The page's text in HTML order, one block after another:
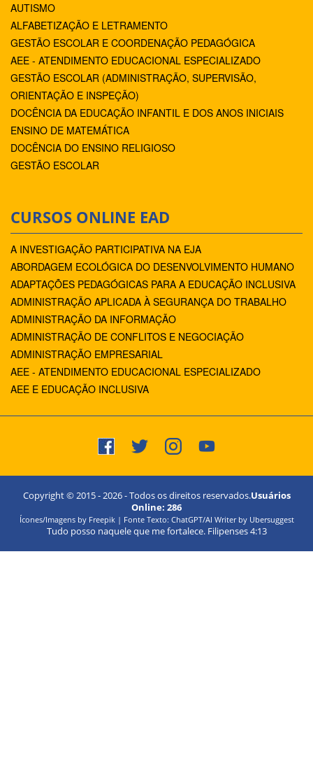
AUTISMO
ALFABETIZAÇÃO E LETRAMENTO
GESTÃO ESCOLAR E COORDENAÇÃO PEDAGÓGICA
AEE - ATENDIMENTO EDUCACIONAL ESPECIALIZADO
GESTÃO ESCOLAR (ADMINISTRAÇÃO, SUPERVISÃO,
ORIENTAÇÃO E INSPEÇÃO)
DOCÊNCIA DA EDUCAÇÃO INFANTIL E DOS ANOS INICIAIS
ENSINO DE MATEMÁTICA
DOCÊNCIA DO ENSINO RELIGIOSO
GESTÃO ESCOLAR
CURSOS ONLINE EAD
A INVESTIGAÇÃO PARTICIPATIVA NA EJA
ABORDAGEM ECOLÓGICA DO DESENVOLVIMENTO HUMANO
ADAPTAÇÕES PEDAGÓGICAS PARA A EDUCAÇÃO INCLUSIVA
ADMINISTRAÇÃO APLICADA À SEGURANÇA DO TRABALHO
ADMINISTRAÇÃO DA INFORMAÇÃO
ADMINISTRAÇÃO DE CONFLITOS E NEGOCIAÇÃO
ADMINISTRAÇÃO EMPRESARIAL
AEE - ATENDIMENTO EDUCACIONAL ESPECIALIZADO
AEE E EDUCAÇÃO INCLUSIVA
Copyright © 2015 -2026- Todos os direitos reservados.Usuários
Online: 286
Ícones/Imagens by Freepik | Fonte Texto: ChatGPT/AI Writer by Ubersuggest
Tudo posso naquele que me fortalece. Filipenses 4:13